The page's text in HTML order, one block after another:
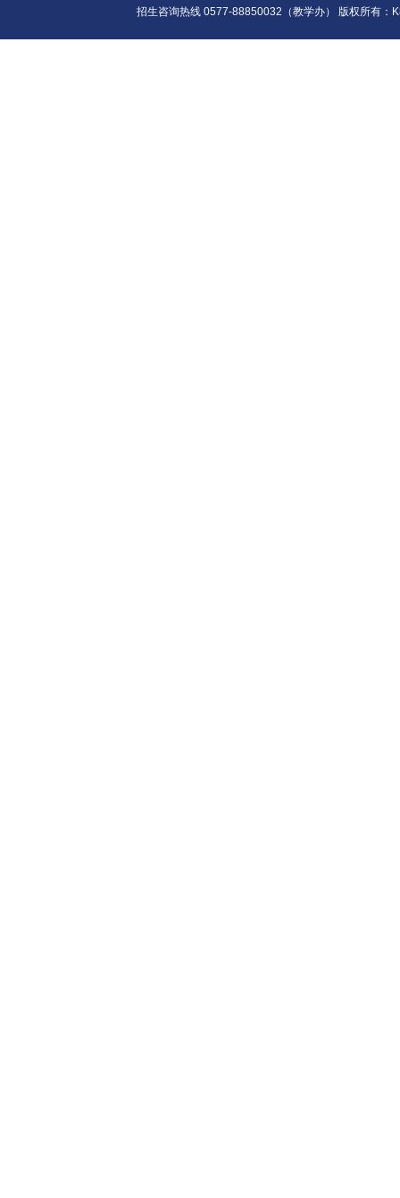
招生咨询热线 0577-88850032（教学办） 版权所有